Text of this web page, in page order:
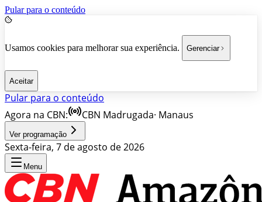
Pular para o conteúdo
Usamos cookies para melhorar sua experiência. Gerenciar
Aceitar
Pular para o conteúdo
Agora na CBN:
CBN Madrugada· Manaus
Ver programação
Sexta-feira, 7 de agosto de 2026
Menu